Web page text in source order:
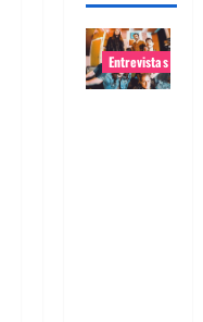
Entrevistas